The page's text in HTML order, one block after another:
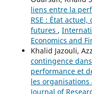
liens entre la
RSE : État
futures ,
Economics and
Khalid Jazouli,
contingence
performance et
les
Journal of